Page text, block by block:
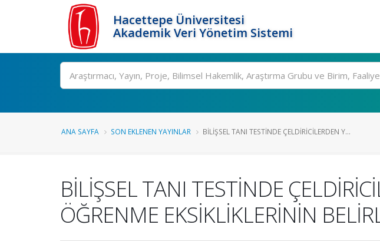
Hacettepe Üniversitesi
Akademik Veri Yönetim Sistemi
Ara
ANA SAYFA SON EKLENEN YAYINLAR BİLİŞSEL TANI TESTİNDE ÇELDİRİCİLERDEN Y...
BİLİŞSEL TANI TESTİNDE
ÖĞRENME EKSİKLİKLERİNİN